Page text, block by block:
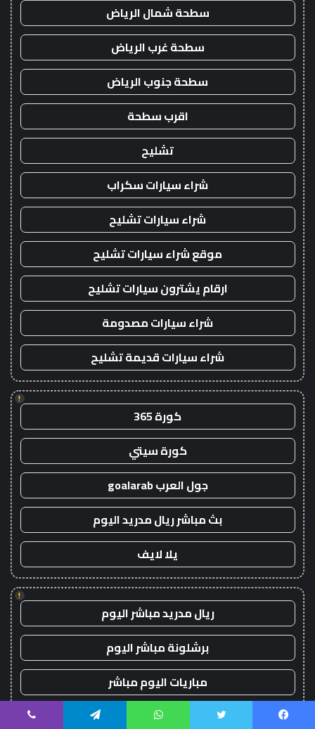
سطحة شمال الرياض
سطحة غرب الرياض
سطحة جنوب الرياض
اقرب سطحة
تشليح
شراء سيارات سكراب
شراء سيارات تشليح
موقع شراء سيارات تشليح
ارقام يشترون سيارات تشليح
شراء سيارات مصدومة
شراء سيارات قديمة تشليح
!
كورة 365
كورة سيتي
جول العرب goalarab
بث مباشر ريال مدريد اليوم
يلا لايف
!
ريال مدريد مباشر اليوم
برشلونة مباشر اليوم
مباريات اليوم مباشر
يلا لايف